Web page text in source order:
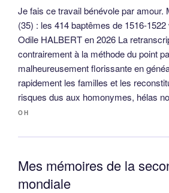
Je fais ce travail bénévole par amour.
(35) : les 414 baptêmes de 1516-
Odile HALBERT en 2026 La
contrairement à la méthode du point
malheureusement florissante en
rapidement les familles et les
risques dus aux homonymes, hélas
OH
Mes mémoires de la
mondiale